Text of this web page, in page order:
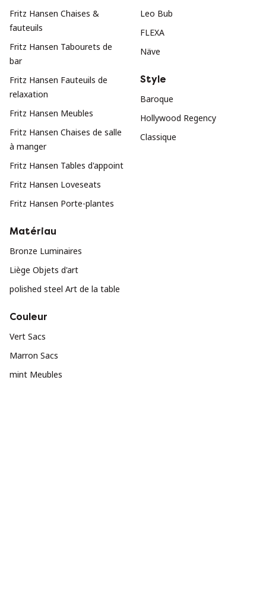
Fritz Hansen Chaises &
fauteuils
Fritz Hansen Tabourets de
bar
Fritz Hansen Fauteuils de
relaxation
Fritz Hansen Meubles
Fritz Hansen Chaises de salle
à manger
Fritz Hansen Tables d'appoint
Fritz Hansen Loveseats
Fritz Hansen Porte-plantes
Leo Bub
FLEXA
Näve
Style
Baroque
Hollywood Regency
Classique
Matériau
Bronze Luminaires
Liège Objets d'art
polished steel Art de la table
Couleur
Vert Sacs
Marron Sacs
mint Meubles